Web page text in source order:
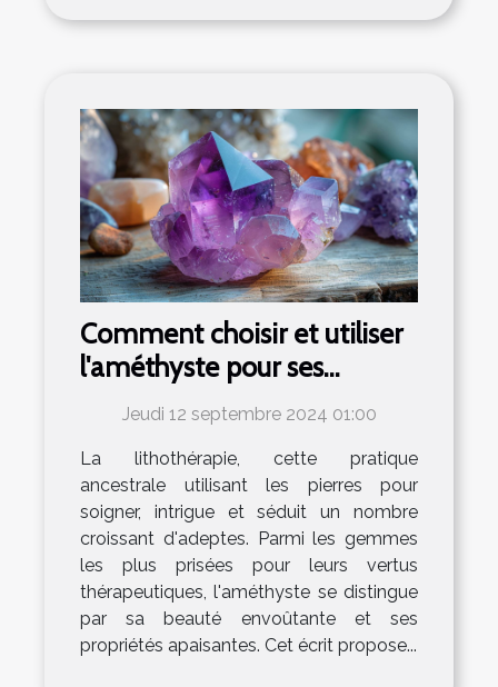
Comment choisir et utiliser
l'améthyste pour ses
bienfaits en lithothérapie
Jeudi 12 septembre 2024 01:00
La lithothérapie, cette pratique
ancestrale utilisant les pierres pour
soigner, intrigue et séduit un nombre
croissant d'adeptes. Parmi les gemmes
les plus prisées pour leurs vertus
thérapeutiques, l'améthyste se distingue
par sa beauté envoûtante et ses
propriétés apaisantes. Cet écrit propose...